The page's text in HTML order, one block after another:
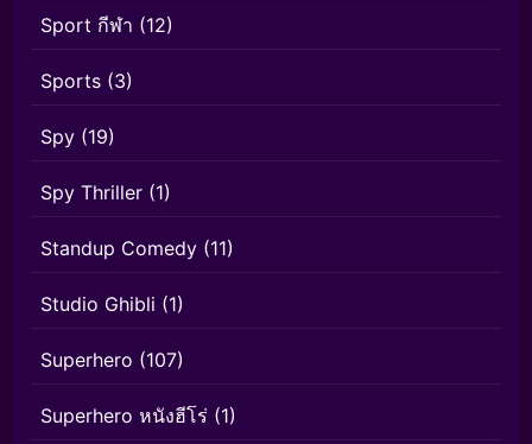
Sport กีฬา (12)
Sports (3)
Spy (19)
Spy Thriller (1)
Standup Comedy (11)
Studio Ghibli (1)
Superhero (107)
Superhero หนังฮีโร่ (1)